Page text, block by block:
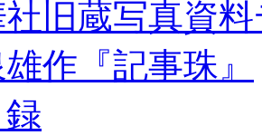
社旧蔵写真資
作『記事珠』